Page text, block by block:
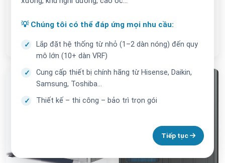
💡 Chúng tôi có thể đáp ứng mọi nhu cầu:
Lắp đặt hệ thống từ nhỏ (1–2 dàn nóng) đến quy
mô lớn (10+ dàn VRF)
Cung cấp thiết bị chính hãng từ Hisense, Daikin,
Samsung, Toshiba…
Thiết kế – thi công – bảo trì trọn gói
Tiếp tục
Thêm Thêm